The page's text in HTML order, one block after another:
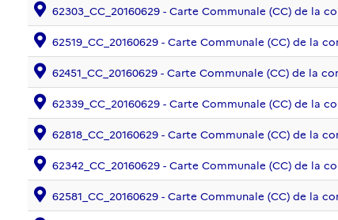
62303_CC_20160629 - Carte Communale (CC) de la
62519_CC_20160629 - Carte Communale (CC) de la
62451_CC_20160629 - Carte Communale (CC) de la
62339_CC_20160629 - Carte Communale (CC) de la
62818_CC_20160629 - Carte Communale (CC) de la
62342_CC_20160629 - Carte Communale (CC) de la
62581_CC_20160629 - Carte Communale (CC) de la